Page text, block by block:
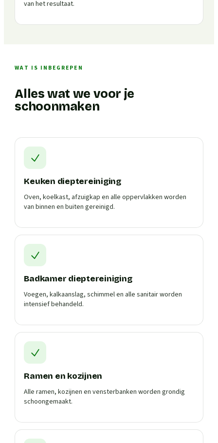
van het resultaat.
WAT IS INBEGREPEN
Alles wat we voor je
schoonmaken
Keuken dieptereiniging
Oven, koelkast, afzuigkap en alle oppervlakken worden
van binnen en buiten gereinigd.
Badkamer dieptereiniging
Voegen, kalkaanslag, schimmel en alle sanitair worden
intensief behandeld.
Ramen en kozijnen
Alle ramen, kozijnen en vensterbanken worden grondig
schoongemaakt.